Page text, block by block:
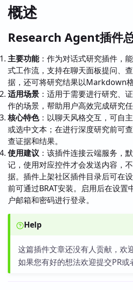
概述
Research Agent插件
主要功能：作为对话式研究插件，
式工作流，支持在聊天面板提问、
据，还可将研究结果以Markdown格
适用场景 ：适用于需要进行研究、
作的场景，帮助用户高效完成研究任
核心特色：以聊天风格交互，可自
或选中文本；在进行深度研究前可
查证据和结果。
使用建议 ：该插件连接云端服务，
记，使用对应控件才会发送内容，
据。插件上架社区插件目录后可在
前可通过BRAT安装。启用后在设置
户邮箱和密码进行登录。
Help
这篇插件文章还没有人贡献，欢
如果您有好的想法欢迎提交PR或